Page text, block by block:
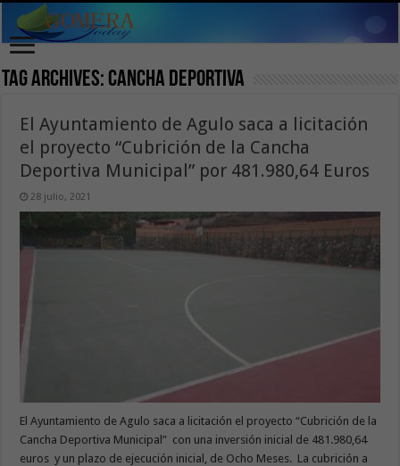
Tag Archives: Cancha Deportiva
El Ayuntamiento de Agulo saca a licitación
el proyecto “Cubrición de la Cancha
Deportiva Municipal” por 481.980,64 Euros
28 julio, 2021
El Ayuntamiento de Agulo saca a licitación el proyecto “Cubrición de la
Cancha Deportiva Municipal” con una inversión inicial de 481.980,64
euros y un plazo de ejecución inicial, de Ocho Meses. La cubrición a